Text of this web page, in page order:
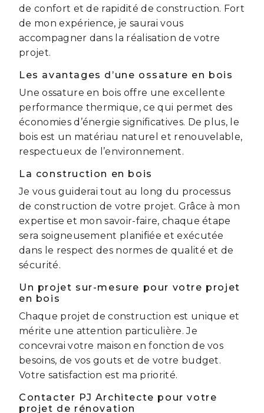
de confort et de rapidité de construction. Fort
de mon expérience, je saurai vous
accompagner dans la réalisation de votre
projet.
Les avantages d’une ossature en bois
Une ossature en bois offre une excellente
performance thermique, ce qui permet des
économies d’énergie significatives. De plus, le
bois est un matériau naturel et renouvelable,
respectueux de l’environnement.
La construction en bois
Je vous guiderai tout au long du processus
de construction de votre projet. Grâce à mon
expertise et mon savoir-faire, chaque étape
sera soigneusement planifiée et exécutée
dans le respect des normes de qualité et de
sécurité.
Un projet sur-mesure pour votre projet
en bois
Chaque projet de construction est unique et
mérite une attention particulière. Je
concevrai votre maison en fonction de vos
besoins, de vos gouts et de votre budget.
Votre satisfaction est ma priorité.
Contacter PJ Architecte pour votre
projet de rénovation